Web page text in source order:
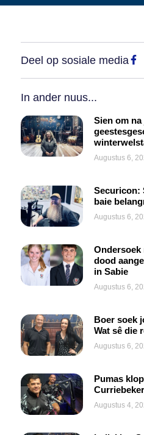
Deel op sosiale media
In ander nuus...
Sien om na
Augustus 6,
Securicon:
baie
Augustus 6,
Ondersoek
dood
in Sabie
Augustus 6,
Boer soek
Wat sê die
Augustus 6,
Pumas
Augustus 4,